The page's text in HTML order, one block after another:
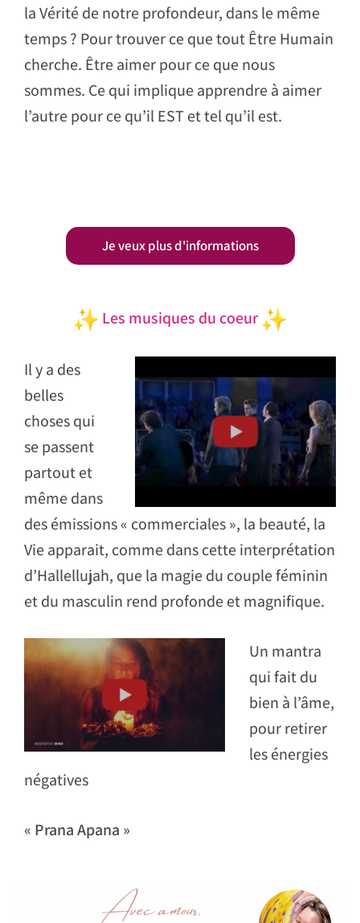
la Vérité de notre profondeur, dans le même
temps ? Pour trouver ce que tout Être Humain
cherche. Être aimer pour ce que nous
sommes. Ce qui implique apprendre à aimer
l’autre pour ce qu’il EST et tel qu’il est.
Je veux plus d'informations
Les musiques du coeur
Il y a des
belles
choses qui
se passent
partout et
même dans
des émissions « commerciales », la beauté, la
Vie apparait, comme dans cette interprétation
d’Hallellujah, que la magie du couple féminin
et du masculin rend profonde et magnifique.
Un mantra
qui fait du
bien à l’âme,
pour retirer
les énergies
négatives
« Prana Apana »